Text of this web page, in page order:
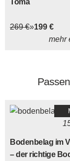
Toma
269 € 199 €
mehr
Bodenbelag im
– der richtige